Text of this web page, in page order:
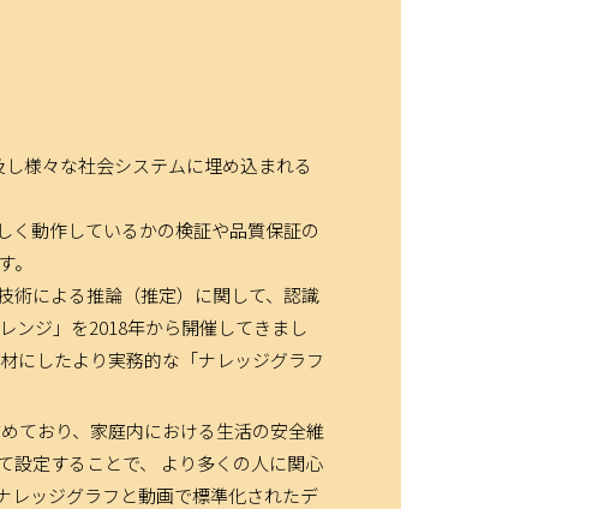
します。
様々な社会システムに埋め込まれる
く動作しているかの検証や品質保証の
術による推論（推定）に関して、認識
ンジ」を2018年から開催してきまし
にしたより実務的な「ナレッジグラフ
ており、家庭内における生活の安全維
設定することで、 より多くの人に関心
レッジグラフと動画で標準化されたデ